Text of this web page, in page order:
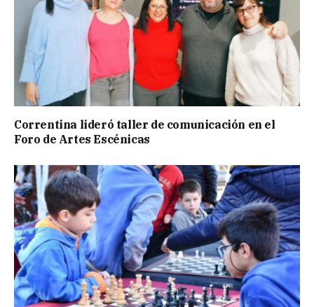
Correntina lideró taller de comunicación en el
Foro de Artes Escénicas